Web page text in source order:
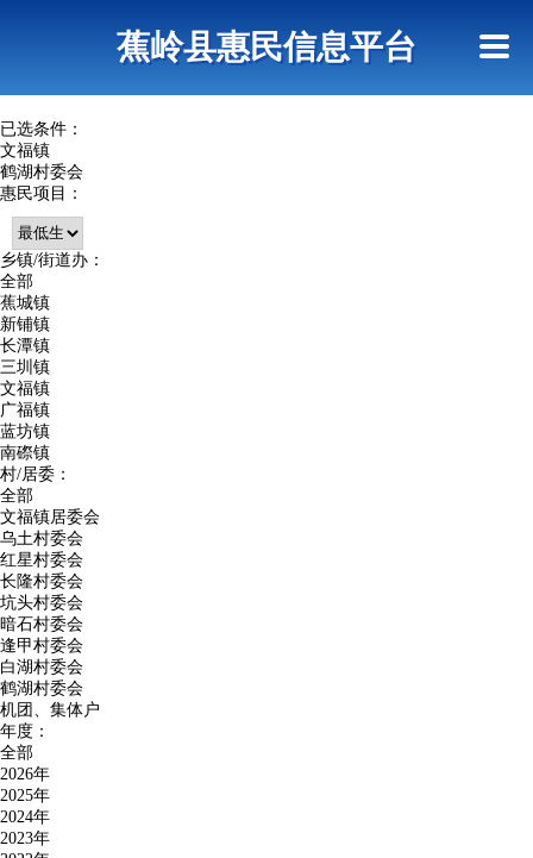
蕉岭县惠民信息平台
已选条件：
文福镇
鹤湖村委会
惠民项目：
乡镇/街道办：
全部
蕉城镇
新铺镇
长潭镇
三圳镇
文福镇
广福镇
蓝坊镇
南磜镇
村/居委：
全部
文福镇居委会
乌土村委会
红星村委会
长隆村委会
坑头村委会
暗石村委会
逢甲村委会
白湖村委会
鹤湖村委会
机团、集体户
年度：
全部
2026年
2025年
2024年
2023年